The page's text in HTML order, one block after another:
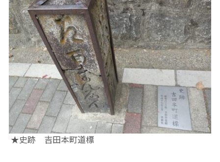
★史跡 吉田本町道標